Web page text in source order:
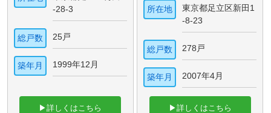
-28-3
総戸数 25戸
築年月 1999年12月
▶詳しくはこちら
所在地
東京都足立区新田1
-8-23
総戸数 278戸
築年月 2007年4月
▶詳しくはこちら